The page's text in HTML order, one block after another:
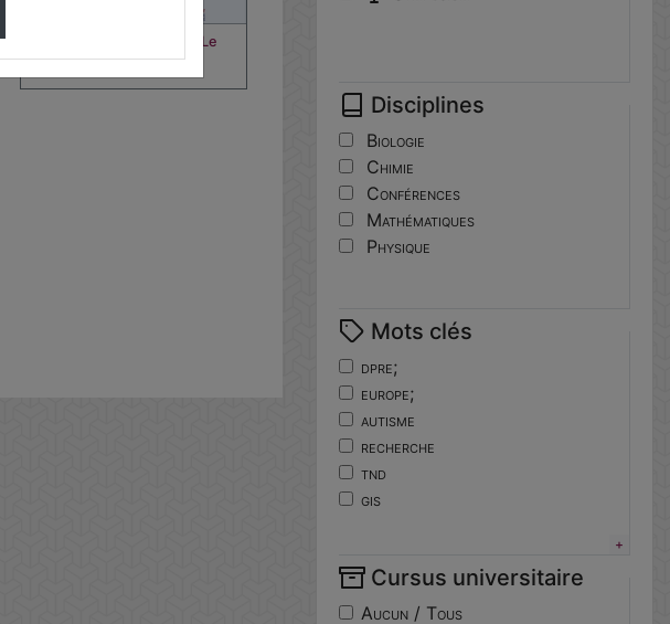
Fabienne EL KHOURY, «Le
genre et les déter…
Disciplines
Biologie
Chimie
Conférences
Mathématiques
Physique
Mots clés
dpre;
europe;
autisme
recherche
tnd
gis
neuro-developpement
translationnelle
Cursus universitaire
Aucun / Tous